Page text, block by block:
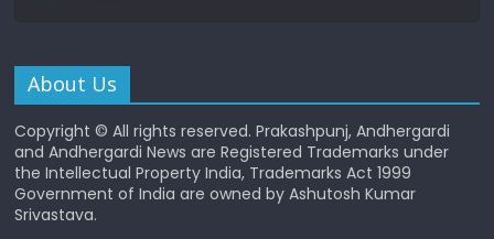
About Us
Copyright © All rights reserved. Prakashpunj, Andhergardi
and Andhergardi News are Registered Trademarks under
the Intellectual Property India, Trademarks Act 1999
Government of India are owned by Ashutosh Kumar
Srivastava.